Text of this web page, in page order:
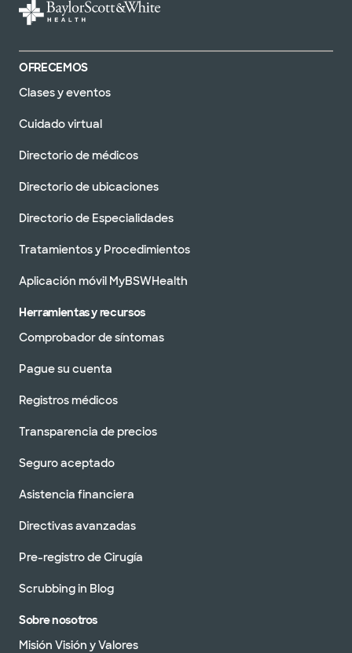
OFRECEMOS
Clases y eventos
Cuidado virtual
Directorio de médicos
Directorio de ubicaciones
Directorio de Especialidades
Tratamientos y Procedimientos
Aplicación móvil MyBSWHealth
Herramientas y recursos
Comprobador de síntomas
Pague su cuenta
Registros médicos
Transparencia de precios
Seguro aceptado
Asistencia financiera
Directivas avanzadas
Pre-registro de Cirugía
Scrubbing in Blog
Sobre nosotros
Misión Visión y Valores